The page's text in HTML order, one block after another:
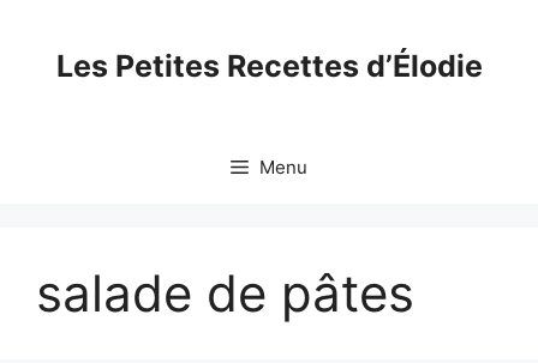
contentLes Petites Recettes d’Élodie
Menu
salade de pâtes